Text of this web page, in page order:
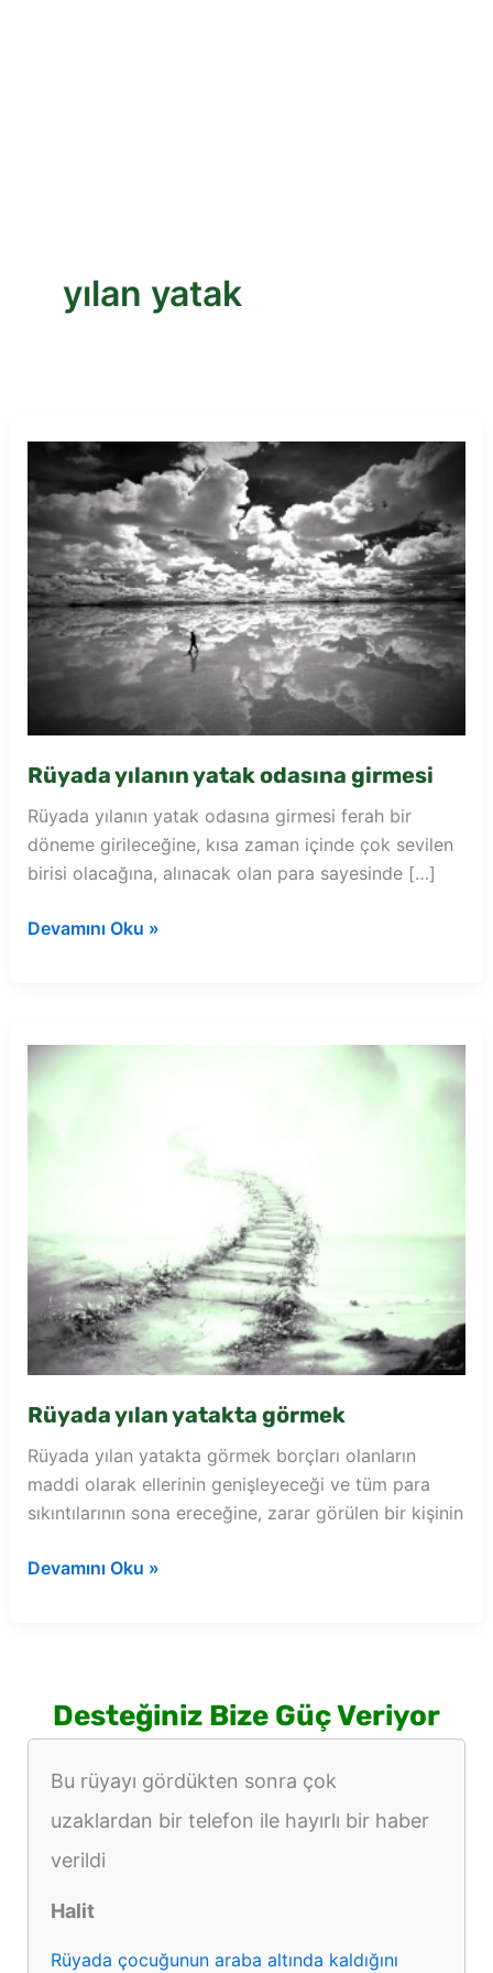
yılan yatak
Rüyada yılanın yatak odasına girmesi
Rüyada yılanın yatak odasına girmesi ferah bir
döneme girileceğine, kısa zaman içinde çok sevilen
birisi olacağına, alınacak olan para sayesinde […]
Rüyada
girmesi
Devamını Oku »
Rüyada yılan yatakta görmek
Rüyada yılan yatakta görmek borçları olanların
maddi olarak ellerinin genişleyeceği ve tüm para
sıkıntılarının sona ereceğine, zarar görülen bir kişinin
Rüyada
Devamını Oku »
Desteğiniz Bize Güç Veriyor
Bu rüyayı gördükten sonra çok
uzaklardan bir telefon ile hayırlı bir haber
verildi
Halit
Rüyada çocuğunun araba altında kaldığını